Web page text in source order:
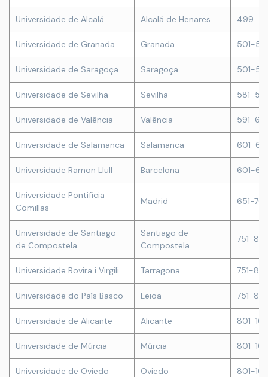
Universidade de Alcalá Alcalá de Henares 499
Universidade de Granada Granada 501-
Universidade de Saragoça Saragoça 501-
Universidade de Sevilha Sevilha 581-
Universidade de Valência Valência 591-
Universidade de Salamanca Salamanca 601-
Universidade Ramon Llull Barcelona 601-
Universidade Pontifícia
Comillas
Madrid 651-
Universidade de Santiago
de Compostela
Santiago de
Compostela
751-
Universidade Rovira i Virgili Tarragona 751-
Universidade do País Basco Leioa 751-
Universidade de Alicante Alicante 801-
Universidade de Múrcia Múrcia 801-
Universidade de Oviedo Oviedo 801-